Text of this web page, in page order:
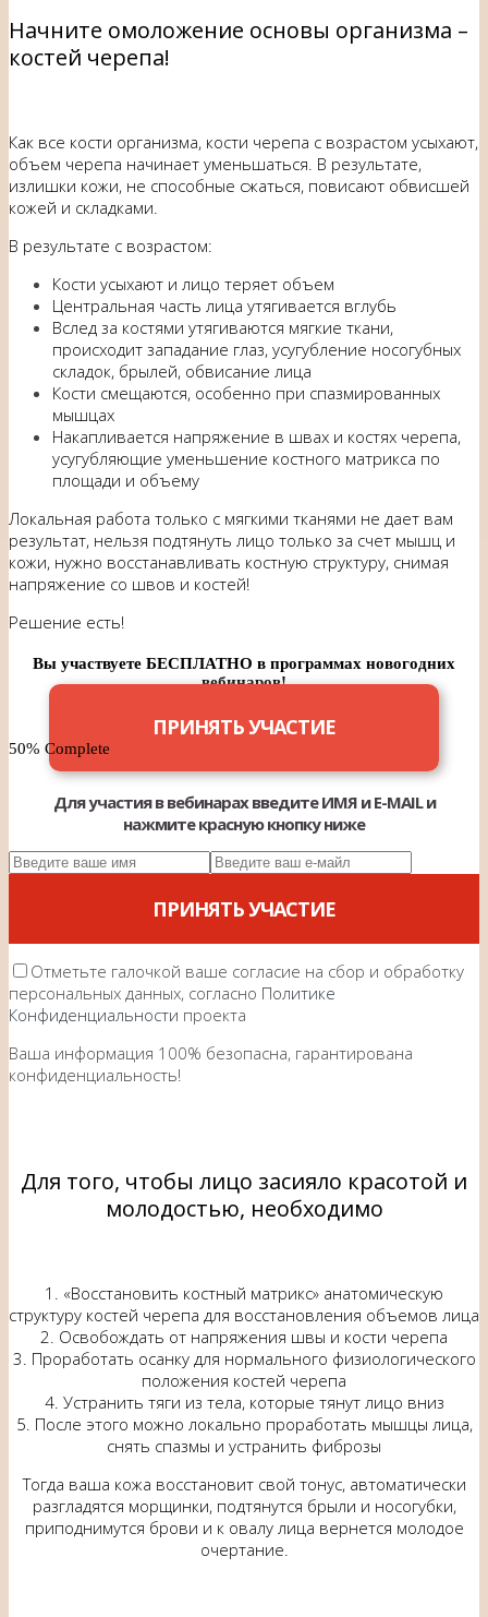
Начните омоложение основы организма –
костей черепа!
Как все кости организма, кости черепа с возрастом усыхают,
объем черепа начинает уменьшаться. В результате,
излишки кожи, не способные сжаться, повисают обвисшей
кожей и складками.
В результате с возрастом:
Кости усыхают и лицо теряет объем
Центральная часть лица утягивается вглубь
Вслед за костями утягиваются мягкие ткани,
происходит западание глаз, усугубление носогубных
складок, брылей, обвисание лица
Кости смещаются, особенно при спазмированных
мышцах
Накапливается напряжение в швах и костях черепа,
усугубляющие уменьшение костного матрикса по
площади и объему
Локальная работа только с мягкими тканями не дает вам
результат, нельзя подтянуть лицо только за счет мышц и
кожи, нужно восстанавливать костную структуру, снимая
напряжение со швов и костей!
Решение есть!
Вы участвуете БЕСПЛАТНО в программах новогодних
вебинаров!
ПРИНЯТЬ УЧАСТИЕ
50% Complete
Для участия в вебинарах введите ИМЯ и E-MAIL и
нажмите красную кнопку ниже
ПРИНЯТЬ УЧАСТИЕ
Отметьте галочкой ваше согласие на сбор и обработку
персональных данных, согласно Политике
Конфиденциальности проекта
Ваша информация 100% безопасна, гарантирована
конфиденциальность!
Для того, чтобы лицо засияло красотой и
молодостью, необходимо
1. «Восстановить костный матрикс» анатомическую
структуру костей черепа для восстановления объемов лица
2. Освобождать от напряжения швы и кости черепа
3. Проработать осанку для нормального физиологического
положения костей черепа
4. Устранить тяги из тела, которые тянут лицо вниз
5. После этого можно локально проработать мышцы лица,
снять спазмы и устранить фиброзы
Тогда ваша кожа восстановит свой тонус, автоматически
разгладятся морщинки, подтянутся брыли и носогубки,
приподнимутся брови и к овалу лица вернется молодое
очертание.